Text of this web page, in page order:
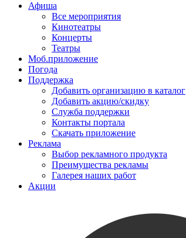
Афиша
Все мероприятия
Кинотеатры
Концерты
Театры
Моб.приложение
Погода
Поддержка
Добавить организацию в каталог
Добавить акцию/скидку
Служба поддержки
Контакты портала
Скачать приложение
Реклама
Выбор рекламного продукта
Преимущества рекламы
Галерея наших работ
Акции